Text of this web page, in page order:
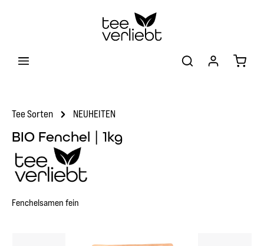
Tee Sorten NEUHEITEN
BIO Fenchel | 1kg
Fenchelsamen fein